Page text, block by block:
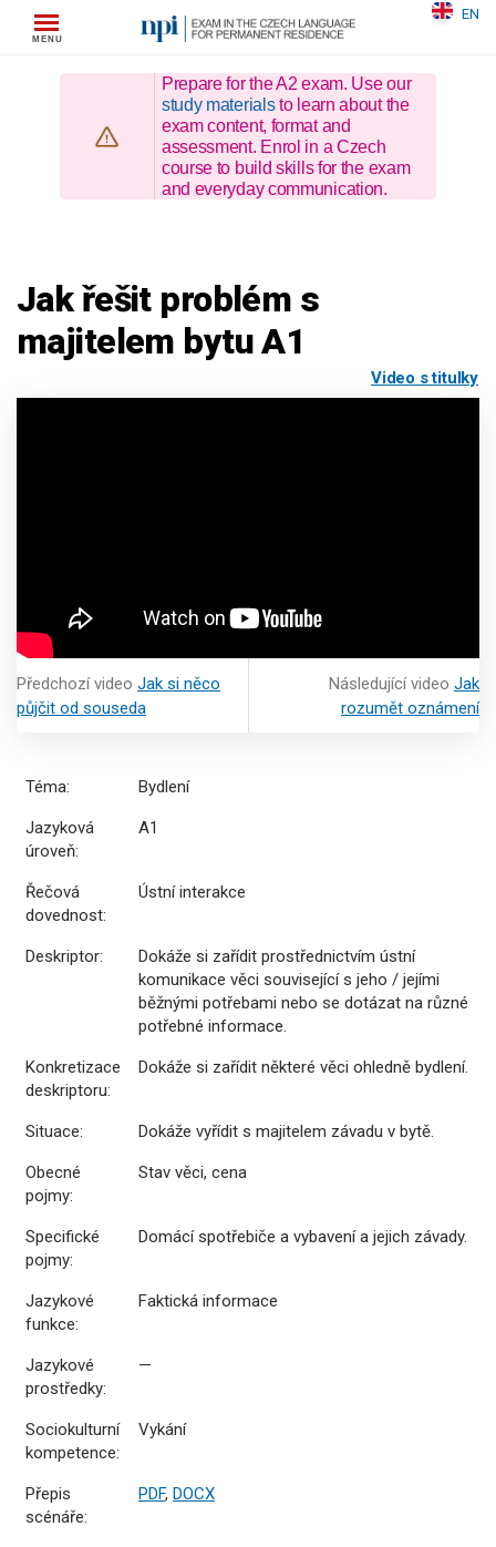
EN
Prepare for the A2 exam. Use our
study materialsto learn about the
exam content, format and
assessment. Enrol in a Czech
course to build skills for the exam
and everyday communication.
Jak řešit problém s
majitelem bytu A1
Video s titulky
Předchozí video Jak si něco
půjčit od souseda
Následující video Jak
rozumět oznámení
Téma: Bydlení
Jazyková
úroveň:
A1
Řečová
dovednost:
Ústní interakce
Deskriptor:
Dokáže si zařídit prostřednictvím ústní
komunikace věci související s jeho / jejími
běžnými potřebami nebo se dotázat na různé
potřebné informace.
Konkretizace
deskriptoru:
Dokáže si zařídit některé věci ohledně bydlení.
Situace: Dokáže vyřídit s majitelem závadu v bytě.
Obecné
pojmy:
Stav věci, cena
Specifické
pojmy:
Domácí spotřebiče a vybavení a jejich závady.
Jazykové
funkce:
Faktická informace
Jazykové
prostředky:
—
Sociokulturní
kompetence:
Vykání
Přepis
scénáře:
PDF, DOCX